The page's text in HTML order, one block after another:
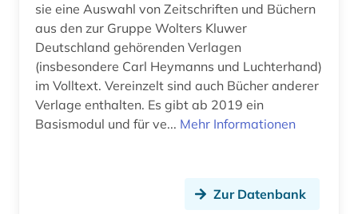
dienstrecht (1)
digital database (1)
digital object identifier (1)
digitale zeitschrift (1)
sie eine Auswahl von Zeitschriften und Büchern
aus den zur Gruppe Wolters Kluwer
Deutschland gehörenden Verlagen
(insbesondere Carl Heymanns und Luchterhand)
im Volltext. Vereinzelt sind auch Bücher anderer
Verlage enthalten. Es gibt ab 2019 ein
Basismodul und für ve... Mehr Informationen
Zur Datenbank